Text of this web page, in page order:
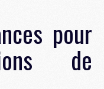
pour
de